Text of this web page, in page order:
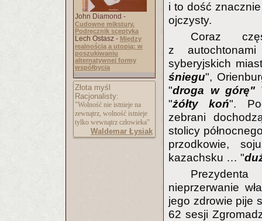
John Diamond -
Cudowne mikstury.
Podręcznik sceptyka
Lech Ostasz - Między
realnością a utopią: w
poszukiwaniu
alternatywnej formy
współbycia
Złota myśl
Racjonalisty:
"Wolność nie istnieje na
zewnątrz, wolność istnieje
tylko wewnątrz człowieka"
Waldemar Łysiak
i to dość
ojczysty.
Coraz
z
syberyjskich
śniegu",
"droga w górę"
"żółty koń".
zebrani
stolicy
przodkowie,
kazachsku … "
nieprzerwanie
jego zdrowie pije
62 sesji